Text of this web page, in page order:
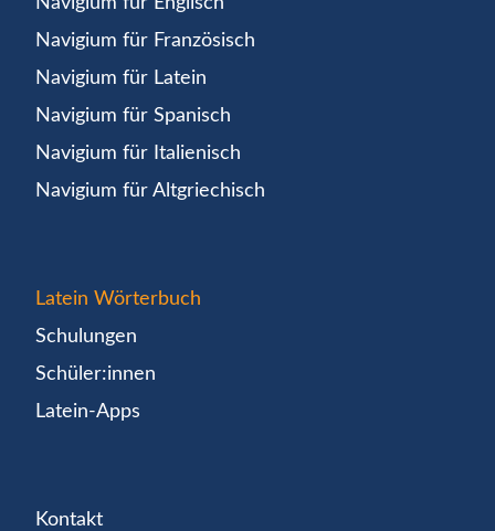
Navigium für Französisch
Navigium für Latein
Navigium für Spanisch
Navigium für Italienisch
Navigium für Altgriechisch
Latein Wörterbuch
Schulungen
Schüler:innen
Latein-Apps
Kontakt